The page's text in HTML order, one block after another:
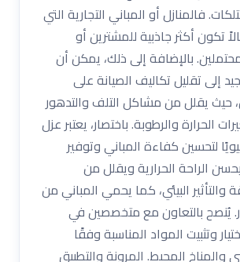
فالمنازل أو المباني التجارية التي
تكون أكثر جاذبية للمشترين أو
بالإضافة إلى ذلك، يمكن أن
إلى تقليل تكاليف الصيانة على
حيث يقلل من مشاكل التلف والتدهور
الحرارة والرطوبة. باختصار، يعتبر عزل
لتحسين كفاءة المباني وتوفير
الراحة الحرارية ويقلل من
والتأثير البيئي، كما يحمي المباني من
يُنصح بالتعاون مع متخصصين في
وتثبيت المواد المناسبة وفقًا
والمناخ المحيط. المرونة والتطبيق